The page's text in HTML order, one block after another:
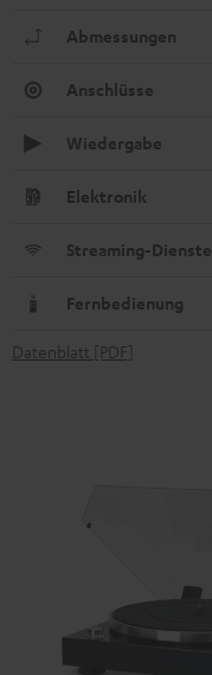
Abmessungen
Anschlüsse
Wiedergabe
Elektronik
Streaming-Dienste
Fernbedienung
Datenblatt [PDF]